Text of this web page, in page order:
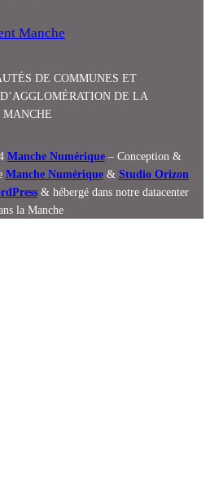
DE COMMUNES ET
DE LA
MANCHE
Manche Numérique– Conception &
Manche Numérique& Studio Orizon
& hébergé dans notre datacenter
la Manche